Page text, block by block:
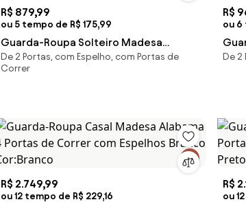
R$ 879,99
ou 5 tempo de R$ 175,99
Guarda-Roupa Solteiro Madesa
Denver 2 Portas de Correr com Espelho
Preto Cor:Preto
De 2 Portas, com Espelho, com Portas de
Correr
R$
ou 6
De 2
R$ 2.749,99
ou 12 tempo de R$ 229,16
R$
ou